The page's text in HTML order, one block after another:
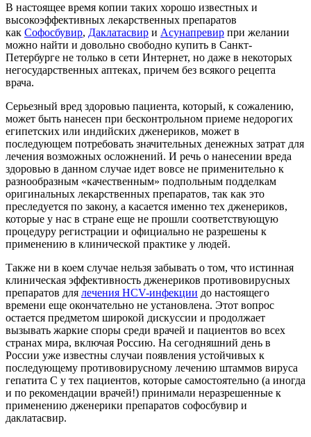
В настоящее время копии таких хорошо известных и
высокоэффективных лекарственных препаратов
как Софосбувир, Даклатасвир и Асунапревир при желании
можно найти и довольно свободно купить в Санкт-
Петербурге не только в сети Интернет, но даже в некоторых
негосударственных аптеках, причем без всякого рецепта
врача.
Серьезный вред здоровью пациента, который, к сожалению,
может быть нанесен при бесконтрольном приеме недорогих
египетских или индийских дженериков, может в
последующем потребовать значительных денежных затрат для
лечения возможных осложнений. И речь о нанесении вреда
здоровью в данном случае идет вовсе не применительно к
разнообразным «качественным» подпольным подделкам
оригинальных лекарственных препаратов, так как это
преследуется по закону, а касается именно тех дженериков,
которые у нас в стране еще не прошли соответствующую
процедуру регистрации и официально не разрешены к
применению в клинической практике у людей.
Также ни в коем случае нельзя забывать о том, что истинная
клиническая эффективность дженериков противовирусных
препаратов для лечения HCV-инфекции до настоящего
времени еще окончательно не установлена. Этот вопрос
остается предметом широкой дискуссии и продолжает
вызывать жаркие споры среди врачей и пациентов во всех
странах мира, включая Россию. На сегодняшний день в
России уже известны случаи появления устойчивых к
последующему противовирусному лечению штаммов вируса
гепатита С у тех пациентов, которые самостоятельно (а иногда
и по рекомендации врачей!) принимали неразрешенные к
применению дженерики препаратов софосбувир и
даклатасвир.